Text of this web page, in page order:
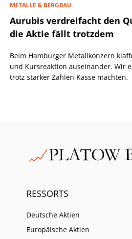
METALLE & BERGBAU
Aurubis verdreifacht den
die Aktie fällt trotzdem
Beim Hamburger Metallkonzern
und Kursreaktion auseinander. Wir
trotz starker Zahlen Kasse machten.
RESSORTS
Deutsche Aktien
Europäische Aktien